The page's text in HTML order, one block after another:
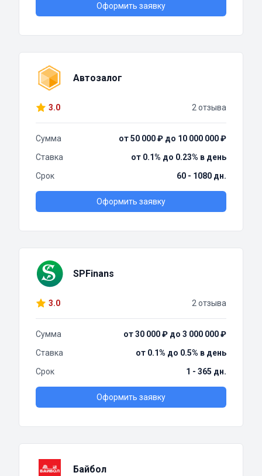
Оформить заявку
Автозалог
3.0 2 отзыва
Сумма
от 50 000 ₽ до 10 000 000 ₽
Ставка
от 0.1% до 0.23% в день
Срок
60 - 1080 дн.
Оформить заявку
SPFinans
3.0 2 отзыва
Сумма
от 30 000 ₽ до 3 000 000 ₽
Ставка
от 0.1% до 0.5% в день
Срок
1 - 365 дн.
Оформить заявку
Байбол